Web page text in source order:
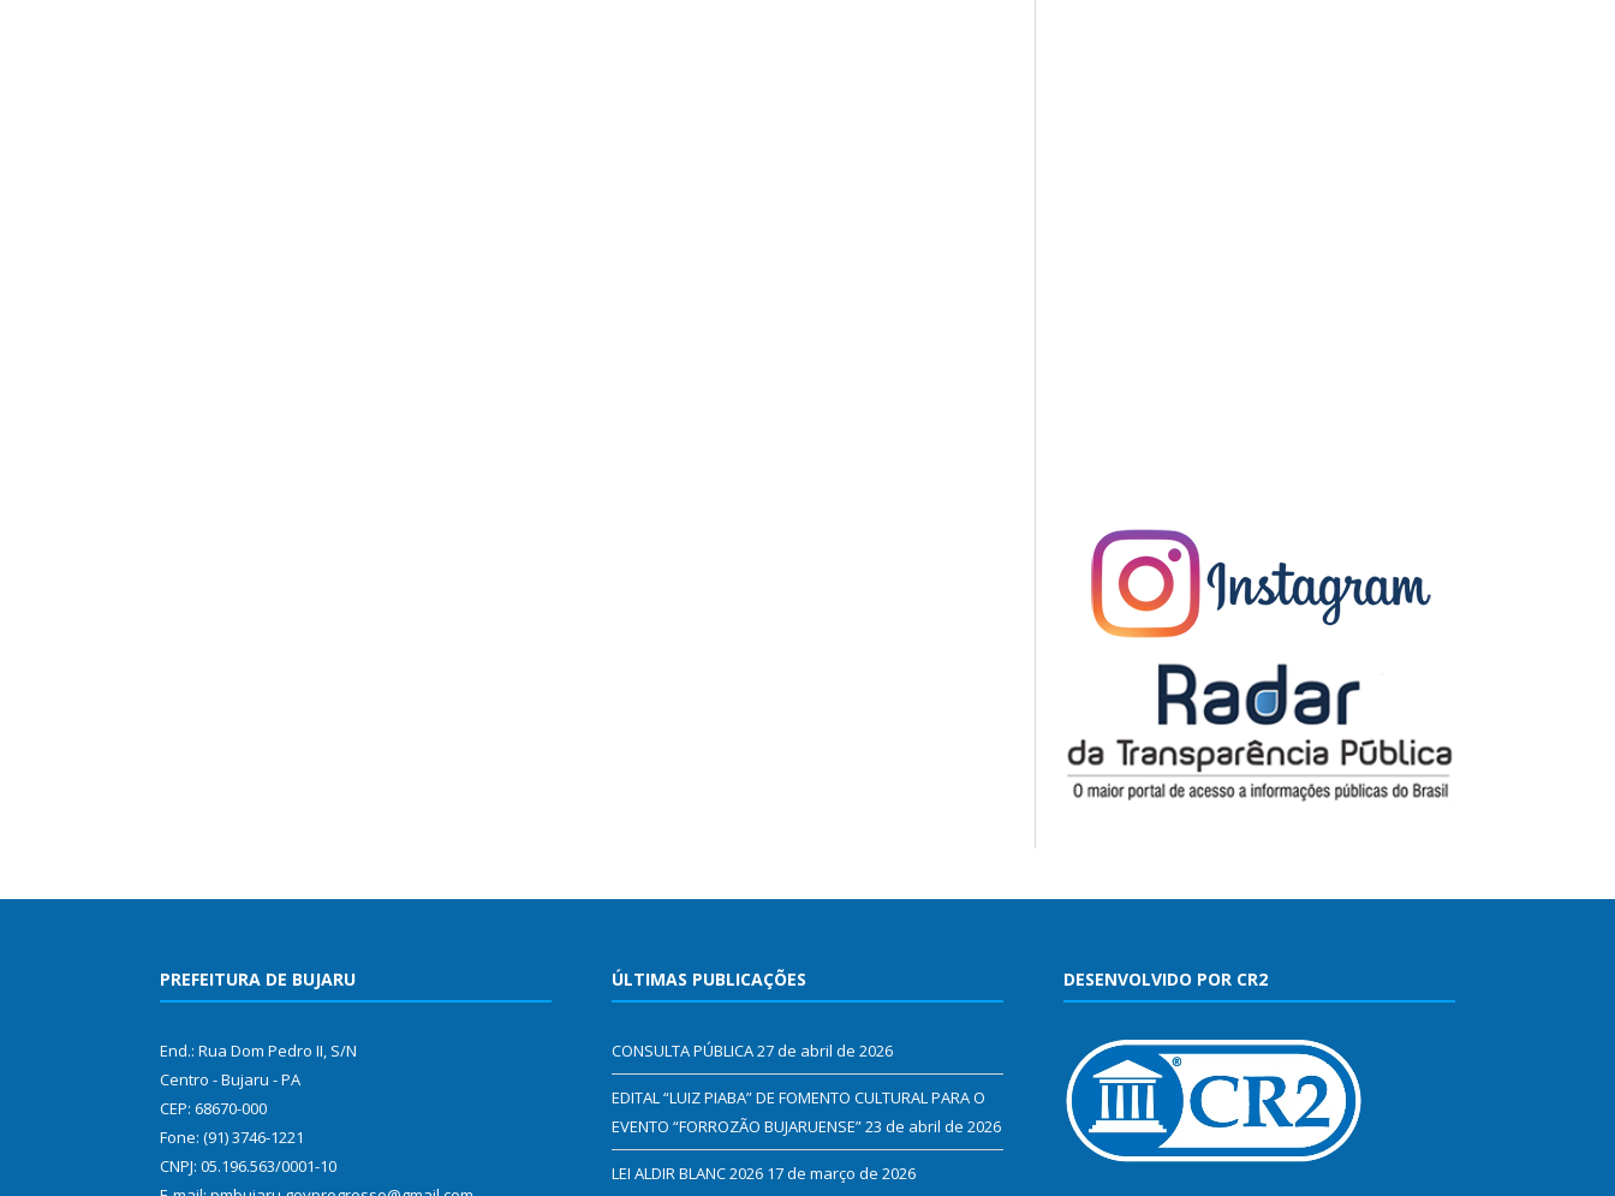
PREFEITURA DE BUJARU
End.: Rua Dom Pedro II, S/N
Centro - Bujaru - PA
CEP: 68670-000
Fone: (91) 3746-1221
CNPJ: 05.196.563/0001-10
ÚLTIMAS PUBLICAÇÕES
CONSULTA PÚBLICA27 de abril de 2026
EDITAL “LUIZ PIABA” DE FOMENTO CULTURAL PARA O
EVENTO “FORROZÃO BUJARUENSE”23 de abril de 2026
LEI ALDIR BLANC 2026 17 de março de 2026
DESENVOLVIDO POR CR2